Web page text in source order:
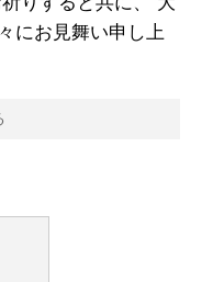
にお見舞い申し上